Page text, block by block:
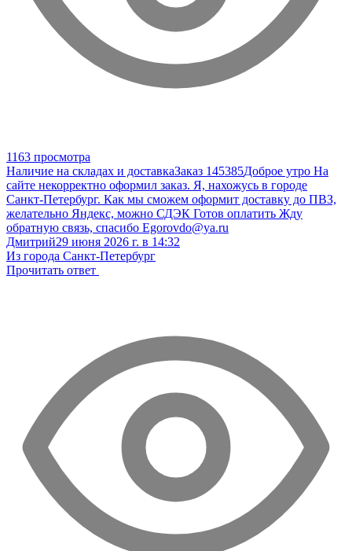
1163 просмотра
Наличие на складах и доставкаЗаказ 145385Доброе утро На
сайте некорректно оформил заказ. Я, нахожусь в городе
Санкт-Петербург. Как мы сможем оформит доставку до ПВЗ,
желательно Яндекс, можно СДЭК Готов оплатить Жду
обратную связь, спасибо Egorovdo@ya.ru
Дмитрий29 июня 2026 г. в 14:32
Из города Санкт-Петербург
Прочитать ответ